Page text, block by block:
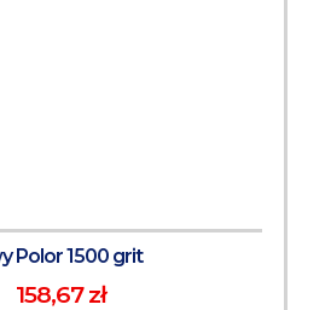
Polor 1500 grit
158,67 zł